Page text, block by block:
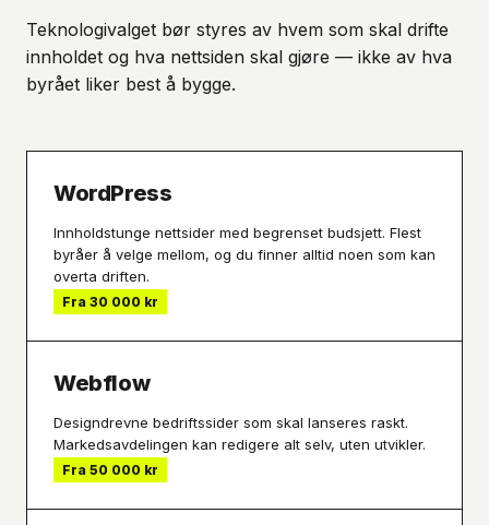
Teknologivalget bør styres av hvem som skal drifte
innholdet og hva nettsiden skal gjøre — ikke av hva
byrået liker best å bygge.
WordPress
Innholdstunge nettsider med begrenset budsjett. Flest
byråer å velge mellom, og du finner alltid noen som kan
overta driften.
Fra 30 000 kr
Webflow
Designdrevne bedriftssider som skal lanseres raskt.
Markedsavdelingen kan redigere alt selv, uten utvikler.
Fra 50 000 kr